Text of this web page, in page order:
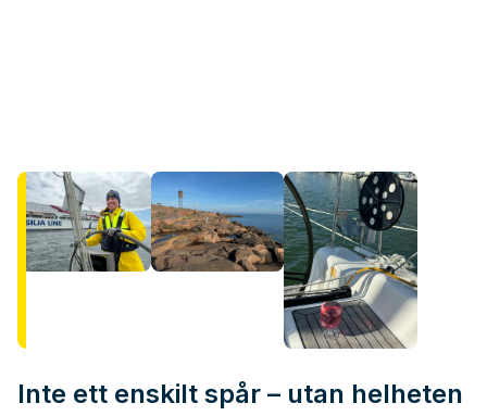
Inte ett enskilt spår – utan helheten